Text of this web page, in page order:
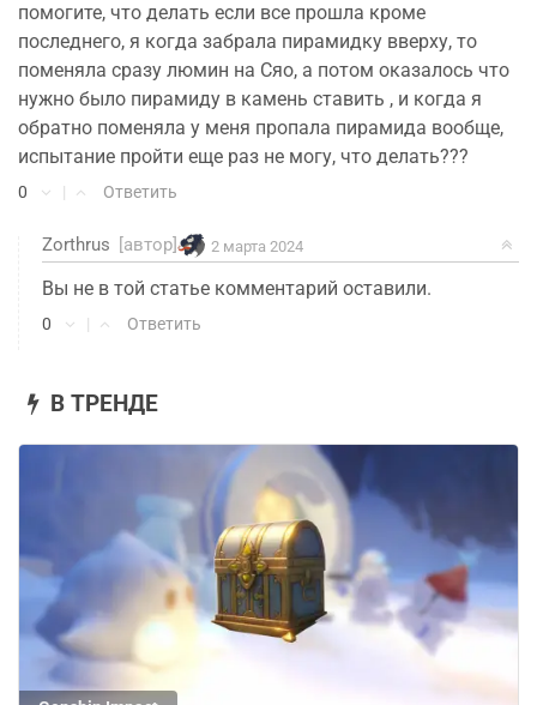
помогите, что делать если все прошла кроме
последнего, я когда забрала пирамидку вверху, то
поменяла сразу люмин на Сяо, а потом оказалось что
нужно было пирамиду в камень ставить , и когда я
обратно поменяла у меня пропала пирамида вообще,
испытание пройти еще раз не могу, что делать???
0 | Ответить
Zorthrus [автор] 2 марта 2024
Вы не в той статье комментарий оставили.
0 | Ответить
В ТРЕНДЕ